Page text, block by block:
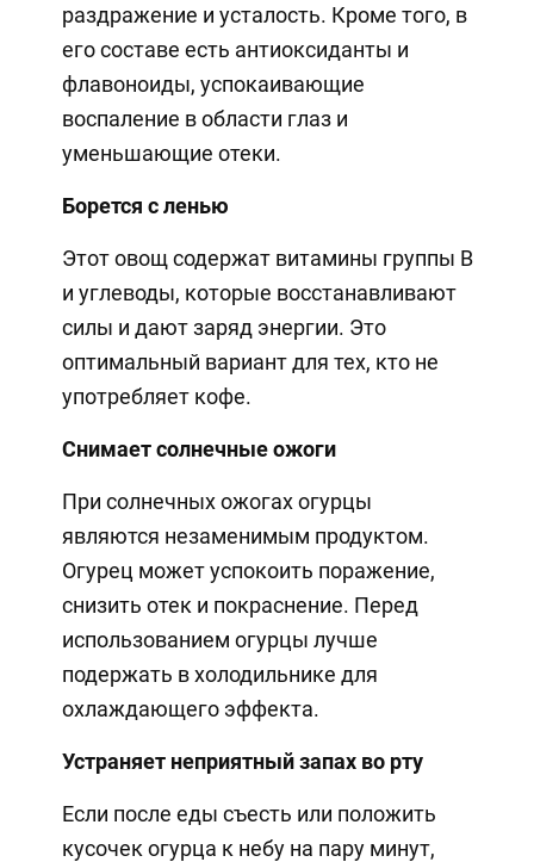
раздражение и усталость. Кроме того, в
его составе есть антиоксиданты и
флавоноиды, успокаивающие
воспаление в области глаз и
уменьшающие отеки.
Борется с ленью
Этот овощ содержат витамины группы B
и углеводы, которые восстанавливают
силы и дают заряд энергии. Это
оптимальный вариант для тех, кто не
употребляет кофе.
Снимает солнечные ожоги
При солнечных ожогах огурцы
являются незаменимым продуктом.
Огурец может успокоить поражение,
снизить отек и покраснение. Перед
использованием огурцы лучше
подержать в холодильнике для
охлаждающего эффекта.
Устраняет неприятный запах во рту
Если после еды съесть или положить
кусочек огурца к небу на пару минут,